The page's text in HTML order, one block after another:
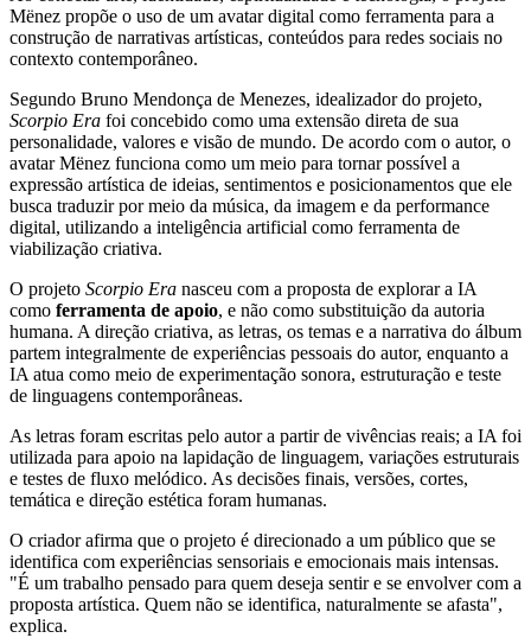
Mënez propõe o uso de um avatar digital como ferramenta para a
construção de narrativas artísticas, conteúdos para redes sociais no
contexto contemporâneo.
Segundo Bruno Mendonça de Menezes, idealizador do projeto,
Scorpio Era foi concebido como uma extensão direta de sua
personalidade, valores e visão de mundo. De acordo com o autor, o
avatar Mënez funciona como um meio para tornar possível a
expressão artística de ideias, sentimentos e posicionamentos que ele
busca traduzir por meio da música, da imagem e da performance
digital, utilizando a inteligência artificial como ferramenta de
viabilização criativa.
O projeto Scorpio Era nasceu com a proposta de explorar a IA
como ferramenta de apoio, e não como substituição da autoria
humana. A direção criativa, as letras, os temas e a narrativa do álbum
partem integralmente de experiências pessoais do autor, enquanto a
IA atua como meio de experimentação sonora, estruturação e teste
de linguagens contemporâneas.
As letras foram escritas pelo autor a partir de vivências reais; a IA foi
utilizada para apoio na lapidação de linguagem, variações estruturais
e testes de fluxo melódico. As decisões finais, versões, cortes,
temática e direção estética foram humanas.
O criador afirma que o projeto é direcionado a um público que se
identifica com experiências sensoriais e emocionais mais intensas.
"É um trabalho pensado para quem deseja sentir e se envolver com a
proposta artística. Quem não se identifica, naturalmente se afasta",
explica.